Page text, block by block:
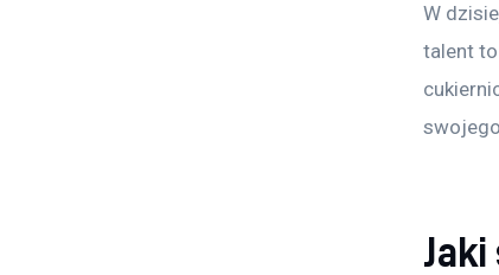
W
talent